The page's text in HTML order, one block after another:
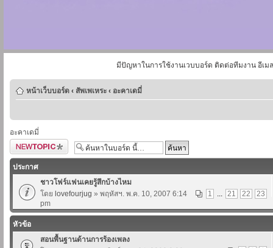
มีปัญหาในการใช้งานเวบบอร์ด ติดต่อทีมงาน อีเม
หน้าเว็บบอร์ด ‹ สัพเพเหระ ‹ อะคาเดมี่
อะคาเดมี่
ตั้งกระทู้ใหม่
ประกาศ
ชาวโฟร์แฟนเคยรู้สึกบ้างไหม
1
... 21 22 23
โดย lovefourjug » พฤหัสฯ. พ.ค. 10, 2007 6:14
pm
หัวข้อ
สอนพื้นฐานด้านการร้องเพลง